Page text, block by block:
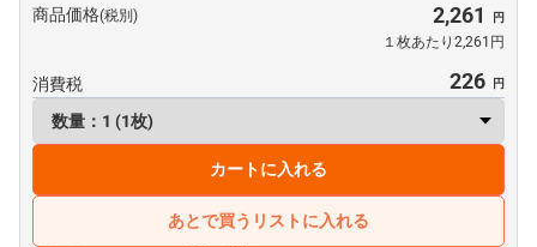
商品価格(税別) 2,261
１枚あたり2,261円
消費税 226
カートに入れる
あとで買うリストに入れる